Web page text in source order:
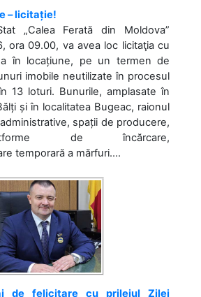
– licitație!
„Calea Ferată din Moldova”
ora 09.00, va avea loc licitaţia cu
în locațiune, pe un termen de
imobile neutilizate în procesul
13 loturi. Bunurile, amplasate în
și în localitatea Bugeac, raionul
spații de producere,
de încărcare,
temporară a mărfuri....
de felicitare cu prilejul Zilei